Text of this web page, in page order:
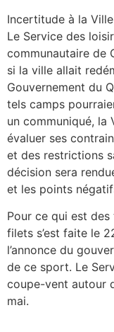
Incertitude à la Ville
Le Service des
communautaire de
si la ville allait
Gouvernement du
tels camps
un communiqué, la
évaluer ses
et des restrictions
décision sera
et les points
Pour ce qui est des
filets s’est faite le
l’annonce du
de ce sport. Le
coupe-vent autour
mai.